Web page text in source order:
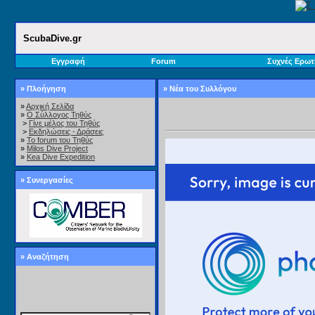
ScubaDive.gr
Εγγραφή Forum Συχνές
» Πλοήγηση
»Αρχική Σελίδα
» Ο Σύλλογος Τηθύς
> Γίνε μέλος του Τηθύς
> Εκδηλώσεις - Δράσεις
» Το forum του Τηθύς
» Milos Dive Project
» Kea Dive Expedition
» Συνεργασίες
» Αναζήτηση
» Νέα του Συλλόγου